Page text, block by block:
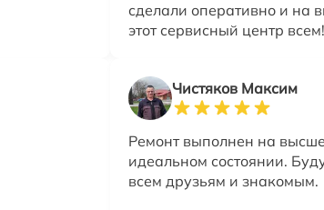
сделали оперативно и на
этот сервисный центр всем!
Чистяков Максим
Ремонт выполнен на
идеальном состоянии.
всем друзьям и знакомым.